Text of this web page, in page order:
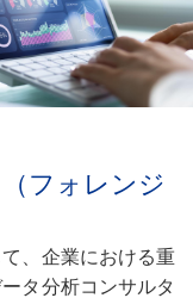
フォレンジ
、企業における重
タ分析コンサルタ